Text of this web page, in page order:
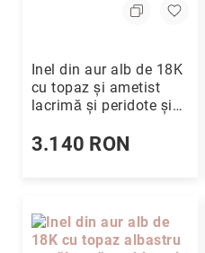
Inel din aur alb de 18K
cu topaz și ametist
lacrimă și peridote și
3.140 RON